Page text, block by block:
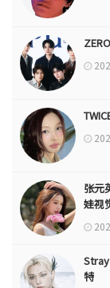
张元
娃视
特